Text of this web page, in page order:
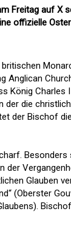
Freitag auf X
offizielle
König Charles
die
der Bischof
Glauben
(Oberster